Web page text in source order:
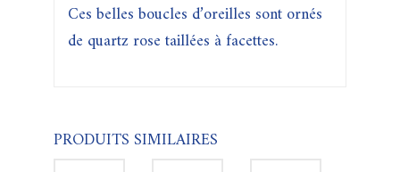
Ces belles boucles d’oreilles sont ornés
de quartz rose taillées à facettes.
PRODUITS SIMILAIRES